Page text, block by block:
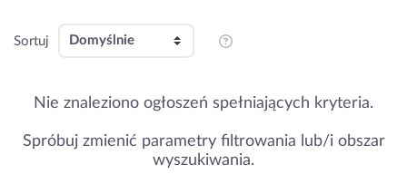
Sortuj
Nie znaleziono ogłoszeń spełniających kryteria.
Spróbuj zmienić parametry filtrowania lub/i obszar
wyszukiwania.